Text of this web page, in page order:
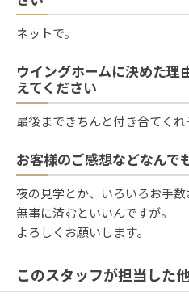
ネットで。
ウイングホームに決めた理
えてください
最後まできちんと付き合てくれ
お客様のご感想などなんで
夜の見学とか、いろいろお手数
無事に済むといいんですが。
よろしくお願いします。
このスタッフが担当した